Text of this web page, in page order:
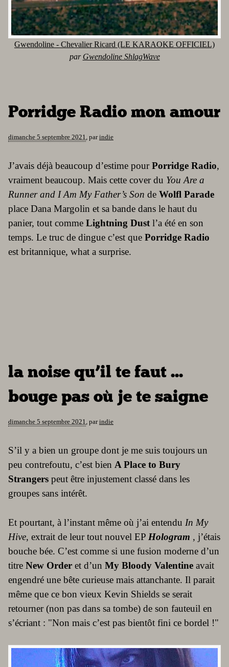
Gwendoline - Chevalier Ricard (LE KARAOKE OFFICIEL)
par Gwendoline ShlagWave
Porridge Radio mon amour
dimanche 5 septembre 2021, parindie
J’avais déjà beaucoup d’estime pourPorridge Radio,
vraiment beaucoup. Mais cette cover du You Are a
Runner and I Am My Father’s Son de Wolfl Parade
place Dana Margolin et sa bande dans le haut du
panier, tout comme Lightning Dustl’a été en son
temps. Le truc de dingue c’est que Porridge Radio
est britannique, what a surprise.
la noise qu’il te faut ...
bouge pas où je te saigne
dimanche 5 septembre 2021, parindie
S’il y a bien un groupe dont je me suis toujours un
peu contrefoutu, c’est bien A Place to Bury
Strangers peut être injustement classé dans les
groupes sans intérêt.
Et pourtant, à l’instant même où j’ai entendu In My
Hive, extrait de leur tout nouvel EP Hologram , j’étais
bouche bée. C’est comme si une fusion moderne d’un
titre New Order et d’un My Bloody Valentine avait
engendré une bête curieuse mais attanchante. Il parait
même que ce bon vieux Kevin Shields se serait
retourner (non pas dans sa tombe) de son fauteuil en
s’écriant : "Non mais c’est pas bientôt fini ce bordel !"